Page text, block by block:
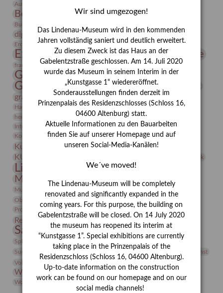
Ausstellung „Vier Winde“
Bernhard August von Lindenau
Burg Posterstein
digitallabor Entartete Kunst
Enteignung
Erdmann Julius Dietrich
Erlebnisportal estrusker Exlibris
Expressionismus Festrede Florenz Fotografie
frauen Frauen in der Antike und heute
Gerhard-Altenbourg-Preis
Gerhard Altenbourg
Gerhard Kurt Müller
grafische sammlung griechische Mythologie
Hanns-Conon von der Gabelentz Heinrich Kirchhoff Heldinnen
herman de vries Humboldt
Insekten
Integriertes Schädlingsmanagement
Italien Jahresempfang
Jubiläum
Kolosseum
Kooperationsausstellung Korkmodelle Kunst
Kunstmuseum Kunstvermittlung Kunst von Kühl
KUNSTWAND Lehmbruck
Lindenau-Museum Marstall
Museumsgeschichte Museumsnacht
Museumspädagogik Natur
Neue Remise
Objekt im Fokus
Peter Schnürpel Phelloplastik
Provenienz
Provenienzforschung
Restaurierung Ruth Wolf-Rehfeld
Sammlung Samstagszeichner
Sphinx
studio Studio Bildende Kunst
studioDIGITAL
Suermondt-Ludwig-Museum
Vermittlung
Videokunst
Volontariat
Weihnachten
Werkbetrachtung Wissenschaft
Wolf und Hund
Zirkuswoche
Wir sind umgezogen!
Das Lindenau-Museum wird in den kommenden
Jahren vollständig saniert und deutlich erweitert.
Zu diesem Zweck ist das Haus an der
Gabelentzstraße geschlossen. Am 14. Juli 2020
wurde das Museum in seinem Interim in der
„Kunstgasse 1“ wiedereröffnet.
Sonderausstellungen finden derzeit im
Prinzenpalais des Residenzschlosses (Schloss 16,
04600 Altenburg) statt.
Aktuelle Informationen zu den Bauarbeiten
finden Sie auf unserer Homepage und auf
unseren Social-Media-Kanälen!
We´ve moved!
The Lindenau-Museum will be completely
renovated and significantly expanded in the
coming years. For this purpose, the building on
Gabelentzstraße will be closed. On 14 July 2020
the museum has reopened its interim at
“Kunstgasse 1”. Special exhibitions are currently
taking place in the Prinzenpalais of the
Residenzschloss (Schloss 16, 04600 Altenburg).
Up-to-date information on the construction
work can be found on our homepage and on our
social media channels!